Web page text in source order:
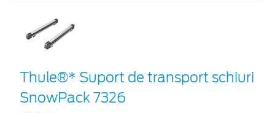
Thule®* Suport de transport schiuri
SnowPack 7326